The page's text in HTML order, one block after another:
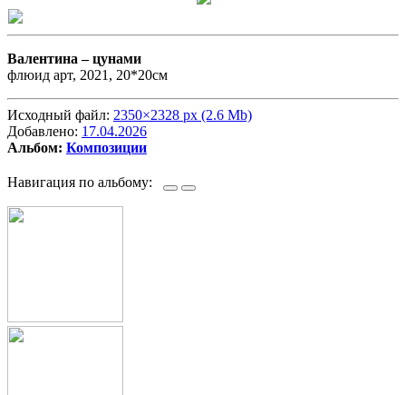
Валентина –цунами
флюид арт, 2021, 20*20см
Исходный файл: 2350×2328 px (2.6 Mb)
Добавлено: 17.04.2026
Альбом: Композиции
Навигация по альбому: